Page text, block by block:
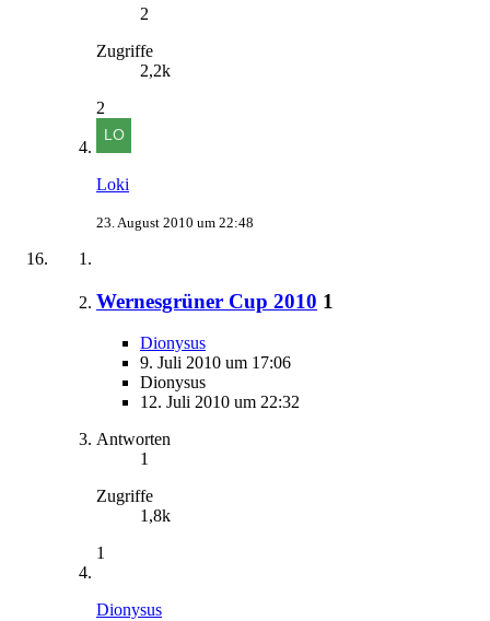
2
Zugriffe
2,2k
2
Loki
23. August 2010 um 22:48
Wernesgrüner Cup 2010 1
Dionysus
9. Juli 2010 um 17:06
Dionysus
12. Juli 2010 um 22:32
Antworten
1
Zugriffe
1,8k
1
Dionysus